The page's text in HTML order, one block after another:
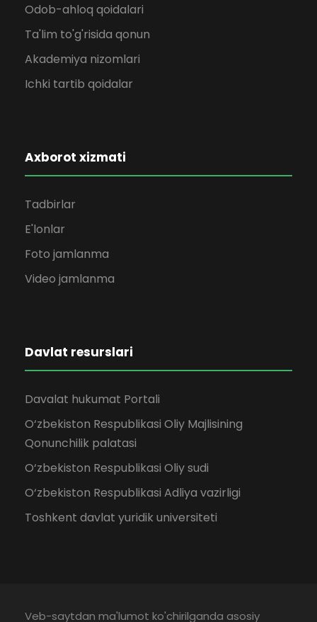
Odob-ahloq qoidalari
Ta'lim to'g'risida qonun
Akademiya nizomlari
Ichki tartib qoidalar
Axborot xizmati
Tadbirlar
E'lonlar
Foto jamlanma
Video jamlanma
Davlat resurslari
Davalat hukumat Portali
O‘zbekiston Respublikasi Oliy Majlisining
Qonunchilik palatasi
O‘zbekiston Respublikasi Oliy sudi
O‘zbekiston Respublikasi Adliya vazirligi
Toshkent davlat yuridik universiteti
Veb-saytdan ma'lumot ko'chirilganda asosiy